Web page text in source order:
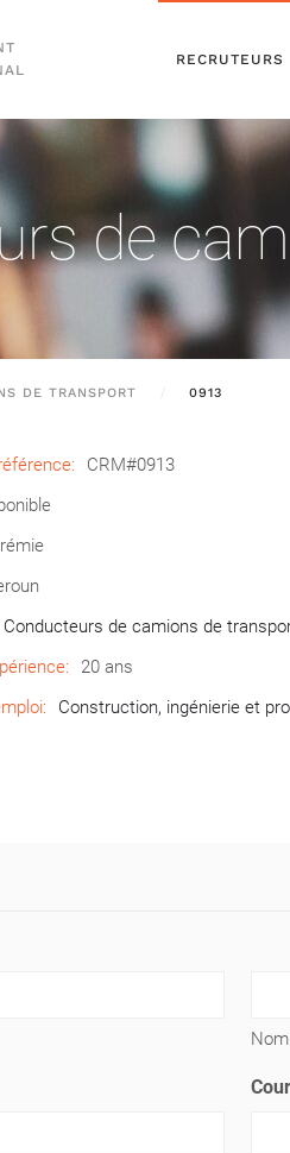
RECRUTEURS
de
DE TRANSPORT 0913
CRM#0913
Conducteurs de camions de
20 ans
Construction, ingénierie et
Nom